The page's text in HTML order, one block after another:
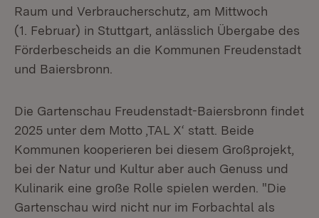
Raum und Verbraucherschutz, am Mittwoch
(1. Februar) in Stuttgart, anlässlich Übergabe des
Förderbescheids an die Kommunen Freudenstadt
und Baiersbronn.
Die Gartenschau Freudenstadt-Baiersbronn findet
2025 unter dem Motto ‚TAL X‘ statt. Beide
Kommunen kooperieren bei diesem Großprojekt,
bei der Natur und Kultur aber auch Genuss und
Kulinarik eine große Rolle spielen werden. "Die
Gartenschau wird nicht nur im Forbachtal als